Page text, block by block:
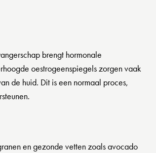
brengt hormonale
oestrogeenspiegels zorgen vaak
de huid. Dit is een normaal proces,
en gezonde vetten zoals avocado